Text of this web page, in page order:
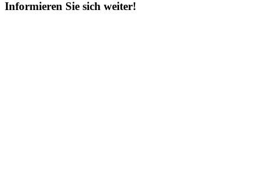
Informieren Sie sich weiter!